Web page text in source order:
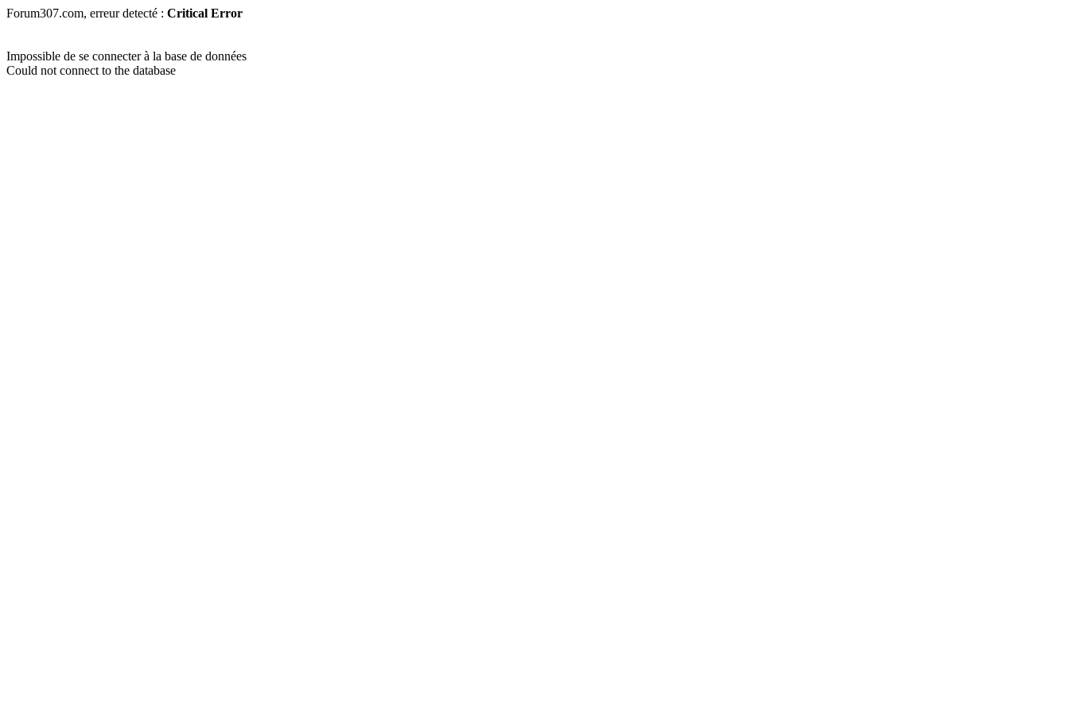
Forum307.com, erreur detecté : Critical Error
Impossible de se connecter à la base de données
Could not connect to the database